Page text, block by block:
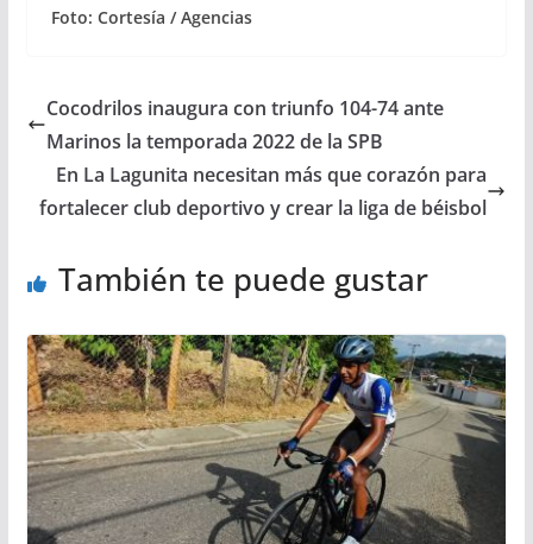
Foto: Cortesía / Agencias
Cocodrilos inaugura con triunfo 104-74 ante
Marinos la temporada 2022 de la SPB
En La Lagunita necesitan más que corazón para
fortalecer club deportivo y crear la liga de béisbol
También te puede gustar